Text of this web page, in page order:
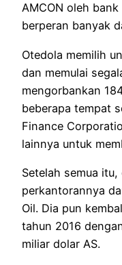
AMCON oleh
berperan banyak
Otedola memilih
dan memulai
mengorbankan
beberapa tempat
Finance
lainnya untuk
Setelah semua
perkantorannya
Oil. Dia pun
tahun 2016
miliar dolar AS.